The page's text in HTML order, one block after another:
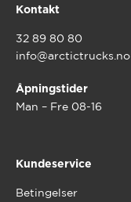
Kontakt
32 89 80 80
info@arctictrucks.no
Åpningstider
Man – Fre 08-16
Kundeservice
Betingelser